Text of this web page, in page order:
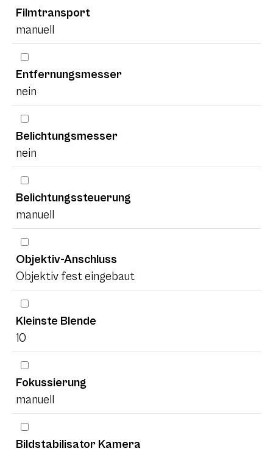
Filmtransport
manuell
Entfernungsmesser
nein
Belichtungsmesser
nein
Belichtungssteuerung
manuell
Objektiv-Anschluss
Objektiv fest eingebaut
Kleinste Blende
10
Fokussierung
manuell
Bildstabilisator Kamera